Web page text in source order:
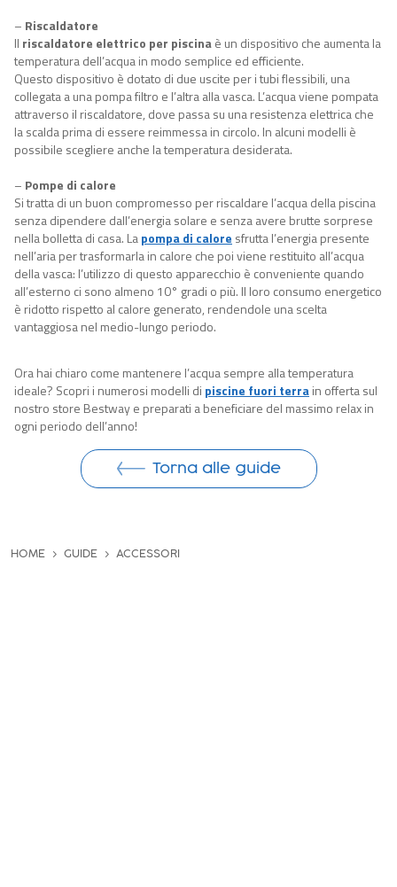
– Riscaldatore
Il riscaldatore elettrico per piscinaè un dispositivo che aumenta la
temperatura dell’acqua in modo semplice ed efficiente.
Questo dispositivo è dotato di due uscite per i tubi flessibili, una
collegata a una pompa filtro e l’altra alla vasca. L’acqua viene pompata
attraverso il riscaldatore, dove passa su una resistenza elettrica che
la scalda prima di essere reimmessa in circolo. In alcuni modelli è
possibile scegliere anche la temperatura desiderata.
– Pompe di calore
Si tratta di un buon compromesso per riscaldare l’acqua della piscina
senza dipendere dall’energia solare e senza avere brutte sorprese
nella bolletta di casa. Lapompa di calore sfrutta l’energia presente
nell’aria per trasformarla in calore che poi viene restituito all’acqua
della vasca: l’utilizzo di questo apparecchio è conveniente quando
all’esterno ci sono almeno 10° gradi o più. Il loro consumo energetico
è ridotto rispetto al calore generato, rendendole una scelta
vantaggiosa nel medio-lungo periodo.
Ora hai chiaro come mantenere l’acqua sempre alla temperatura
ideale? Scopri i numerosi modelli di piscine fuori terrain offerta sul
nostro store Bestway e preparati a beneficiare del massimo relax in
ogni periodo dell’anno!
Torna alle guide
HOME GUIDE ACCESSORI